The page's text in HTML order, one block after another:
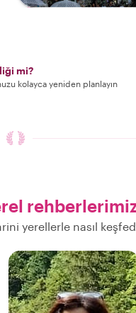
mi?
kolayca yeniden planlayın
yerellerle nasıl